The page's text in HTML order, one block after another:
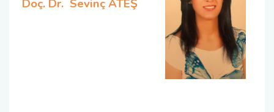
Doç. Dr. Sevinç ATEŞ